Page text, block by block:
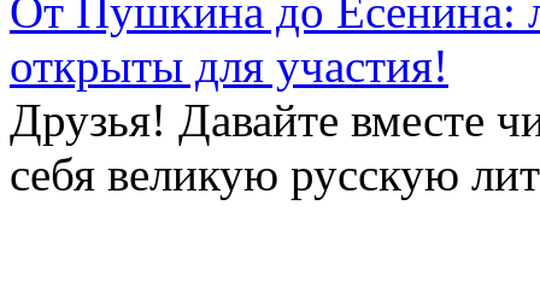
От Пушкина до Есенина:
открыты для участия!
Друзья! Давайте вместе
себя великую русскую